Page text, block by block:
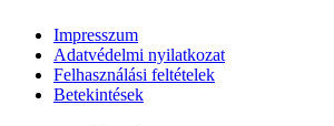
Impresszum
Adatvédelmi nyilatkozat
Felhasználási feltételek
Betekintések